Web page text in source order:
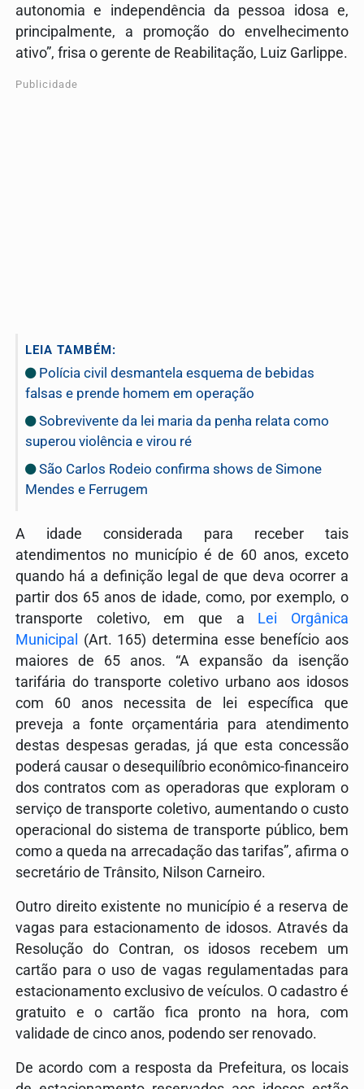
autonomia e independência da pessoa idosa e,
principalmente, a promoção do envelhecimento
ativo”, frisa o gerente de Reabilitação, Luiz Garlippe.
Publicidade
LEIA TAMBÉM:
Polícia civil desmantela esquema de bebidas
falsas e prende homem em operação
Sobrevivente da lei maria da penha relata como
superou violência e virou ré
São Carlos Rodeio confirma shows de Simone
Mendes e Ferrugem
A idade considerada para receber tais
atendimentos no município é de 60 anos, exceto
quando há a definição legal de que deva ocorrer a
partir dos 65 anos de idade, como, por exemplo, o
transporte coletivo, em que a Lei Orgânica
Municipal
(Art. 165) determina esse benefício aos
maiores de 65 anos. “A expansão da isenção
tarifária do transporte coletivo urbano aos idosos
com 60 anos necessita de lei específica que
preveja a fonte orçamentária para atendimento
destas despesas geradas, já que esta concessão
poderá causar o desequilíbrio econômico-financeiro
dos contratos com as operadoras que exploram o
serviço de transporte coletivo, aumentando o custo
operacional do sistema de transporte público, bem
como a queda na arrecadação das tarifas”, afirma o
secretário de Trânsito, Nilson Carneiro.
Outro direito existente no município é a reserva de
vagas para estacionamento de idosos. Através da
Resolução do Contran, os idosos recebem um
cartão para o uso de vagas regulamentadas para
estacionamento exclusivo de veículos. O cadastro é
gratuito e o cartão fica pronto na hora, com
validade de cinco anos, podendo ser renovado.
De acordo com a resposta da Prefeitura, os locais